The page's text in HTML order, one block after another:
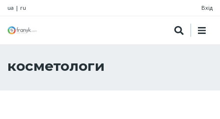
ua | ru Вхід
косметологи